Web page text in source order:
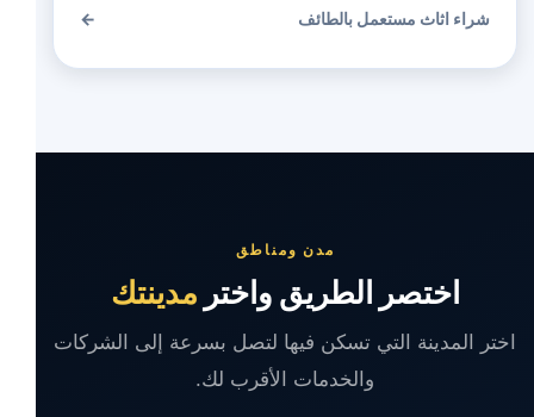
شراء اثاث مستعمل بالطائف ←
مدن ومناطق
اختصر الطريق واختر مدينتك
اختر المدينة التي تسكن فيها لتصل بسرعة إلى الشركات
والخدمات الأقرب لك.